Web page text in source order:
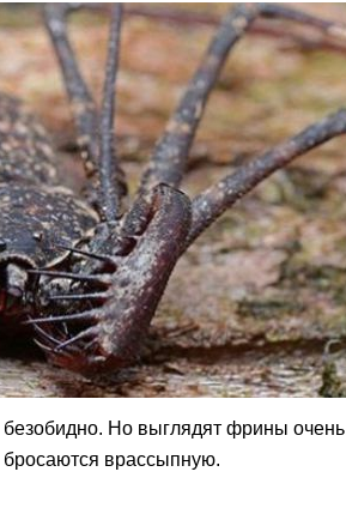
Но выглядят фрины очень
бросаются врассыпную.